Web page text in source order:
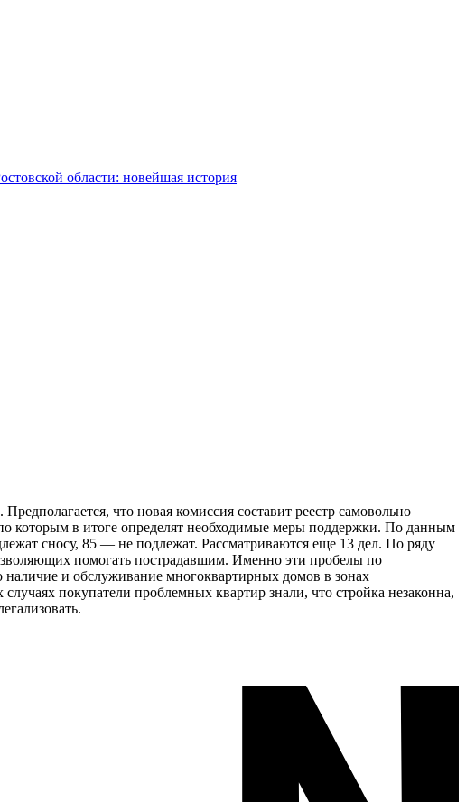
области: новейшая история
что новая комиссия составит реестр самовольно
которым в итоге определят необходимые меры поддержки. По данным
сносу, 85 — не подлежат. Рассматриваются еще 13 дел. По ряду
помогать пострадавшим. Именно эти пробелы по
наличие и обслуживание многоквартирных домов в зонах
покупатели проблемных квартир знали, что стройка незаконна,